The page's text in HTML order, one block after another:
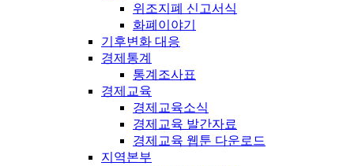
위조지폐 신고서식
화폐이야기
기후변화 대응
경제통계
통계조사표
경제교육
경제교육소식
경제교육 발간자료
경제교육 웹툰 다운로드
지역본부